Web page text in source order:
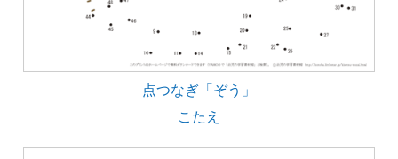
点つなぎ「ぞう」
こたえ